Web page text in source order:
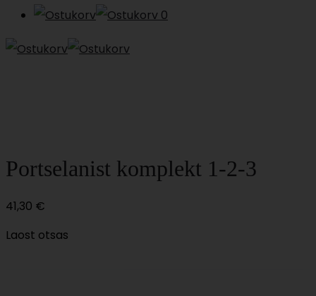
0
Portselanist komplekt 1-2-3
41,30 €
Laost otsas